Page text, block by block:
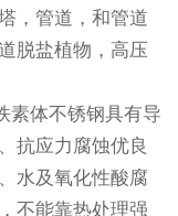
，管道，和管道
脱盐植物，高压
素体不锈钢具有导
抗应力腐蚀优良
水及氧化性酸腐
不能靠热处理强